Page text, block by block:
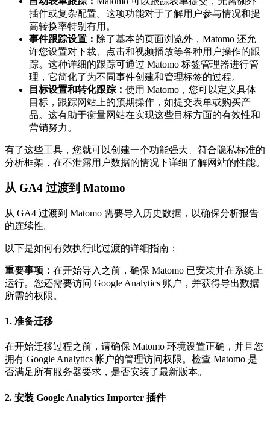
插件或复杂配置。这项功能对于了解用户参与情况和提
高转换率特别有用。
事件跟踪设置： 除了基本的页面浏览外，Matomo 还允
许您设置对下载、点击和视频播放等各种用户操作的跟
踪。这种详细的跟踪可通过 Matomo 标签管理器进行管
理，它简化了为不同事件创建和管理标签的过程。
目标设置和转化跟踪： 使用 Matomo，您可以定义具体
目标，跟踪网站上的预期操作，如提交表单或购买产
品。这有助于衡量网站在实现这些目标方面的有效性和
营销努力。
有了这些工具，您就可以创建一个功能强大、符合隐私标准的
分析框架，在不泄露用户数据的情况下详细了解网站的性能。
从 GA4 过渡到 Matomo
从 GA4 过渡到 Matomo 需要导入历史数据，以确保分析报告
的连续性。
以下是如何有效执行此过渡的详细指南：
重要事项： 在开始导入之前，确保 Matomo 已安装并在系统上
运行。您还需要访问 Google Analytics 账户，并获得导出数据
所需的权限。
1. 准备迁移
在开始迁移过程之前，请确保 Matomo 环境设置正确，并且您
拥有 Google Analytics 帐户的管理访问权限。检查 Matomo 是
否满足所有服务器要求，是否安装了最新版本。
2. 安装 Google Analytics Importer 插件